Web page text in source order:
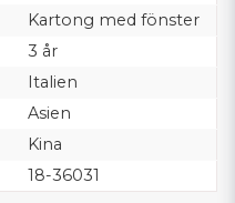
Kartong med fönster
3 år
Italien
Asien
Kina
18-36031